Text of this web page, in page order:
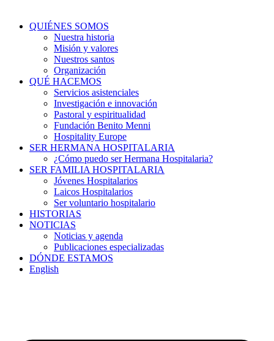
QUIÉNES SOMOS
Nuestra historia
Misión y valores
Nuestros santos
Organización
QUÉ HACEMOS
Servicios asistenciales
Investigación e innovación
Pastoral y espiritualidad
Fundación Benito Menni
Hospitality Europe
SER HERMANA HOSPITALARIA
¿Cómo puedo ser Hermana Hospitalaria?
SER FAMILIA HOSPITALARIA
Jóvenes Hospitalarios
Laicos Hospitalarios
Ser voluntario hospitalario
HISTORIAS
NOTICIAS
Noticias y agenda
Publicaciones especializadas
DÓNDE ESTAMOS
English